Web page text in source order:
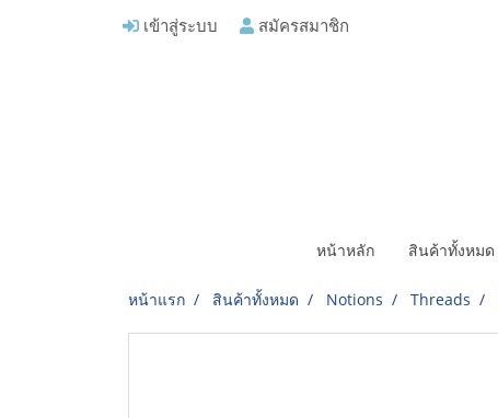
เข้าสู่ระบบ สมัครสมาชิก
หน้าหลัก สินค้าทั้งหมด
หน้าแรก สินค้าทั้งหมด Notions Threads